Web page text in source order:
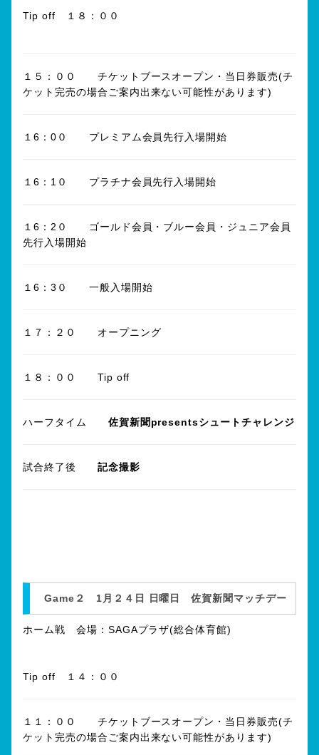
Tip off １８：００
１５：００ チケットブースオープン・当日券販売(チ
ケット完売の場合ご案内出来ない可能性があります)
１6：0０ プレミアム会員先行入場開始
１6：1０ プラチナ会員先行入場開始
１6：2０ ゴールド会員・ブルー会員・ジュニア会員
先行入場開始
１6：3０ 一般入場開始
１７：２０ オープニング
１８：００ Tip off
ハーフタイム 佐賀新聞presentsシュートチャレンジ
試合終了後 記念撮影
Game２ 1月２４日 日曜日 佐賀新聞マッチデー
ホーム戦 会場：SAGAプラザ(総合体育館)
Tip off １４：００
１１：００ チケットブースオープン・当日券販売(チ
ケット完売の場合ご案内出来ない可能性があります)